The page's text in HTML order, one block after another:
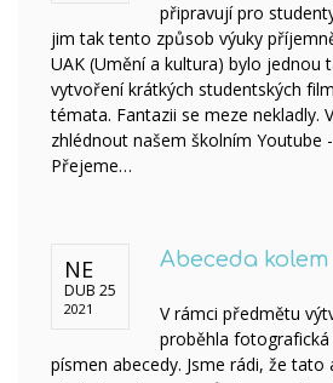
připravují pro
jim tak tento způsob výuky
UAK (Umění a kultura) bylo jednou
vytvoření krátkých studentských
témata. Fantazii se meze nekladly.
zhlédnout našem školním Youtube
Přejeme…
NE
DUB 25
2021
Abeceda
V rámci předmětu
proběhla fotografická
písmen abecedy. Jsme rádi, že tato